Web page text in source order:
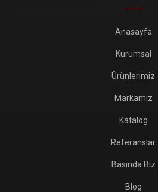
Anasayfa
Kurumsal
Ürünlerimiz
Markamız
Katalog
Referanslar
Basında Biz
Blog